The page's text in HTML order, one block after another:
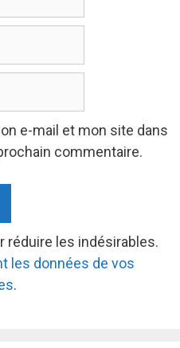
e-mail et mon site dans
commentaire.
réduire les indésirables.
les données de vos
.